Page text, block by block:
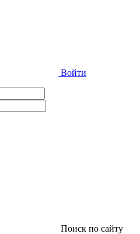
Войти
Поиск по сайту